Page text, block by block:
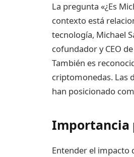
La pregunta «¿Es
contexto está
tecnología, Michael
cofundador y CEO
También es
criptomonedas. Las
han posicionado
Importancia
Entender el impacto